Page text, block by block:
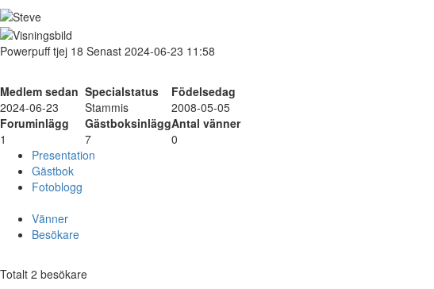
Powerpuff tjej 18 Senast 2024-06-23 11:58
Medlem sedan Specialstatus
Födelsedag
2024-06-23
Stammis
2008-05-05
Foruminlägg
GästboksinläggAntal vänner
1
7
0
Presentation
Gästbok
Fotoblogg
Vänner
Besökare
Totalt 2 besökare